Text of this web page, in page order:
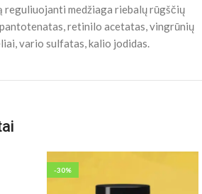
reguliuojanti medžiaga riebalų rūgščių
retinilo acetatas, vingrūnių
vario sulfatas, kalio jodidas.
-30%